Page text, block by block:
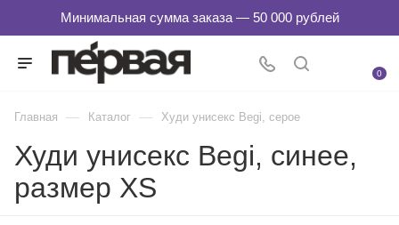
0
Главная — Каталог — Худи унисекс Begi, серое
Худи унисекс Begi, синее,
размер XS